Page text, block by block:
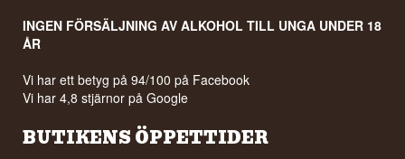
INGEN FÖRSÄLJNING AV ALKOHOL TILL UNGA UNDER 18
ÅR
Vi har ett betyg på 94/100 på Facebook
Vi har 4,8 stjärnor på Google
BUTIKENS ÖPPETTIDER